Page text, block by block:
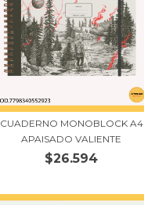
CUADERNO MONOBLOCK A4
APAISADO VALIENTE
$26.594